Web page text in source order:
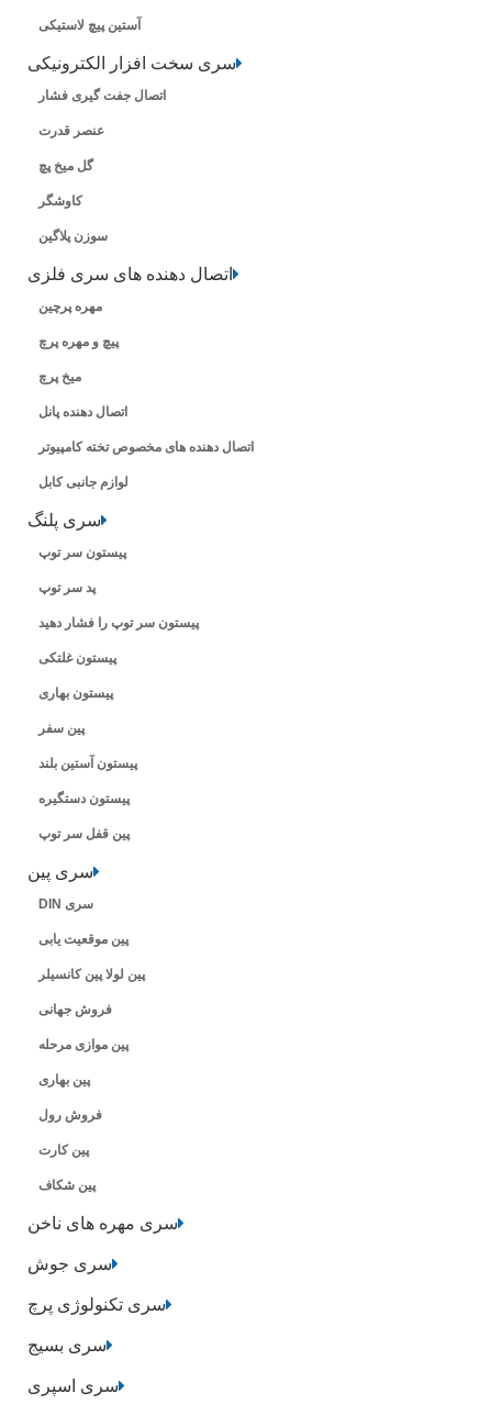
آستین پیچ لاستیکی
سری سخت افزار الکترونیکی
اتصال جفت گیری فشار
عنصر قدرت
گل میخ پچ
کاوشگر
سوزن پلاگین
اتصال دهنده های سری فلزی
مهره پرچین
پیچ و مهره پرچ
میخ پرچ
اتصال دهنده پانل
اتصال دهنده های مخصوص تخته کامپیوتر
لوازم جانبی کابل
سری پلنگ
پیستون سر توپ
پد سر توپ
پیستون سر توپ را فشار دهید
پیستون غلتکی
پیستون بهاری
پین سفر
پیستون آستین بلند
پیستون دستگیره
پین قفل سر توپ
سری پین
سری DIN
پین موقعیت یابی
پین لولا پین کانسیلر
فروش جهانی
پین موازی مرحله
پین بهاری
فروش رول
پین کارت
پین شکاف
سری مهره های ناخن
سری جوش
سری تکنولوژی پرچ
سری بسیج
سری اسپری